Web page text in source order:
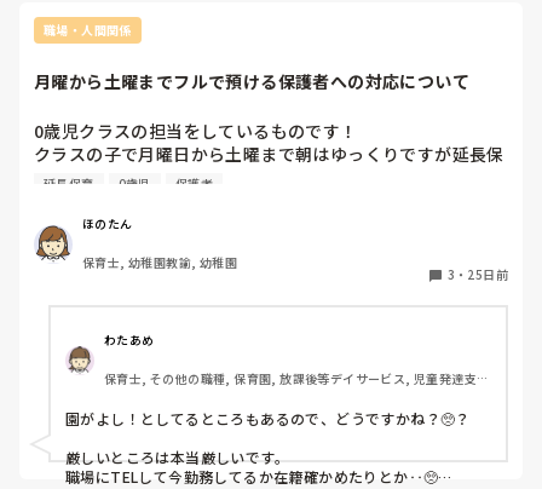
職場・人間関係
月曜から土曜までフルで預ける保護者への対応について
0歳児クラスの担当をしているものです！
クラスの子で月曜日から土曜まで朝はゆっくりですが延長保
育を最大限まで利用してフルで預けている子がいます。明ら
迎えに来る保護者がいるのですが、これは一度保護者の方に
相談した方がいいのでしょうか。みんなやっかまれたくな
く、スルーしていますがまだ0歳の子なので可哀想で、皆さ
延長保育 0歳児 保護者
ほのたん
保育士, 幼稚園教諭, 幼稚園
3 ・ 25日前
わたあめ
保育士, その他の職種, 保育園, 放課後等デイサービス, 児童発達支援
園がよし！としてるところもあるので、どうですかね？🥺？
厳しいところは本当厳しいです。
職場にTELして今勤務してるか在籍確かめたりとか‥🥺